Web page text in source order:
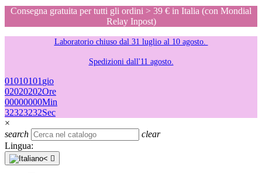
Consegna gratuita per tutti gli ordini > 39 € in Italia (con Mondial
Relay Inpost)
Laboratorio chiuso dal 31 luglio al 10 agosto.
Spedizioni dall'11 agosto.
01010101 gio
02020202Ore
00000000Min
32323232Sec
×
search
clear
Lingua:
